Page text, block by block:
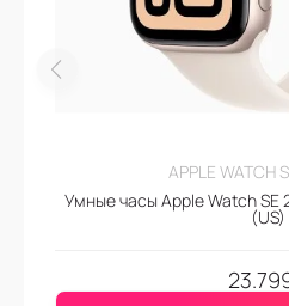
APPLE WATCH
Умные часы Apple Watch SE
(US)